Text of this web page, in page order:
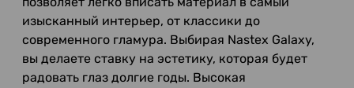
изысканный интерьер, от классики до
современного гламура. Выбирая Nastex Galaxy,
вы делаете ставку на эстетику, которая будет
радовать глаз долгие годы. Высокая